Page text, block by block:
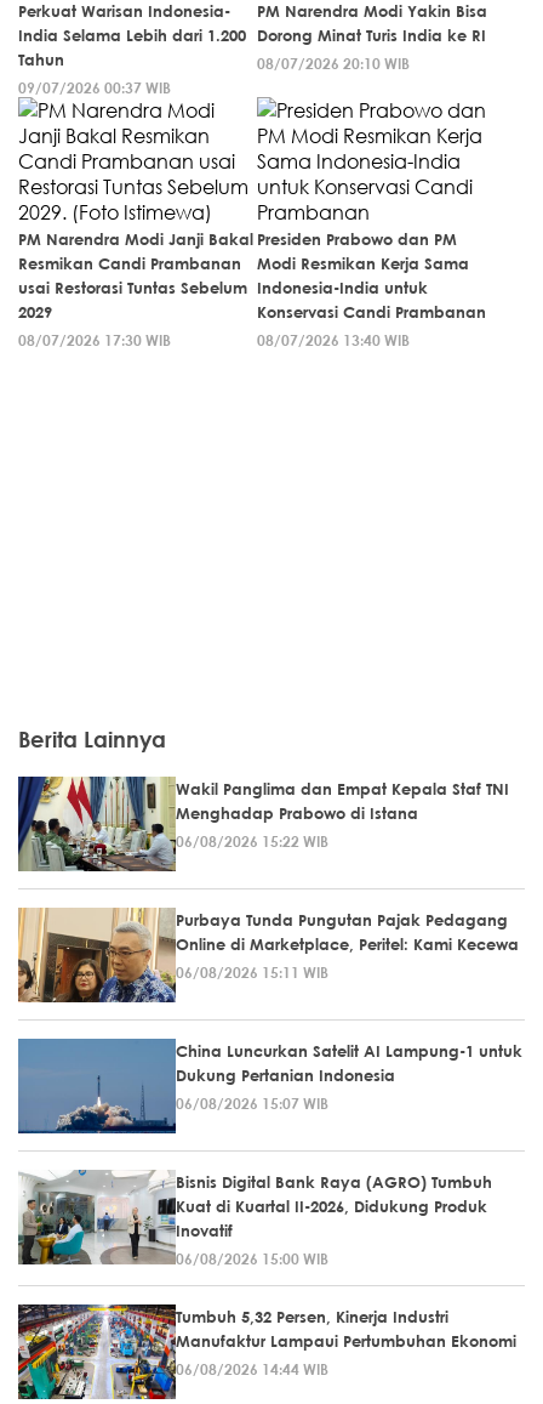
Perkuat Warisan Indonesia-
India Selama Lebih dari 1.200
Tahun
09/07/2026 00:37 WIB
PM Narendra Modi Yakin Bisa
Dorong Minat Turis India ke RI
08/07/2026 20:10 WIB
PM Narendra Modi Janji Bakal
Resmikan Candi Prambanan
usai Restorasi Tuntas Sebelum
2029
08/07/2026 17:30 WIB
Presiden Prabowo dan PM
Modi Resmikan Kerja Sama
Indonesia-India untuk
Konservasi Candi Prambanan
08/07/2026 13:40 WIB
Berita Lainnya
Wakil Panglima dan Empat Kepala Staf TNI
Menghadap Prabowo di Istana
06/08/2026 15:22 WIB
Purbaya Tunda Pungutan Pajak Pedagang
Online di Marketplace, Peritel: Kami Kecewa
06/08/2026 15:11 WIB
China Luncurkan Satelit AI Lampung-1 untuk
Dukung Pertanian Indonesia
06/08/2026 15:07 WIB
Bisnis Digital Bank Raya (AGRO) Tumbuh
Kuat di Kuartal II-2026, Didukung Produk
Inovatif
06/08/2026 15:00 WIB
Tumbuh 5,32 Persen, Kinerja Industri
Manufaktur Lampaui Pertumbuhan Ekonomi
06/08/2026 14:44 WIB